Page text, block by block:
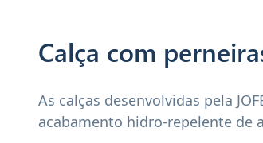
Calça com
As calças desenvolvidas pela
acabamento hidro-repelente de